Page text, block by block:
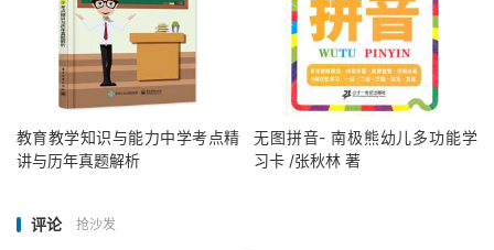
教育教学知识与能力中学考点精
讲与历年真题解析
无图拼音- 南极熊幼儿多功能学
习卡 /张秋林 著
评论 抢沙发